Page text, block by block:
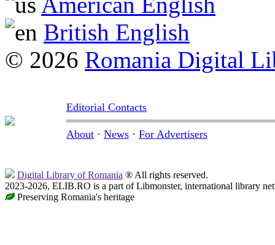
British English
© 2026 Romania Digital
Editorial Contacts
About · News · For Advertisers
Digital Library of Romania ® All rights reserved.
2023-2026, ELIB.RO is a part of Libmonster, international library
Preserving Romania's heritage